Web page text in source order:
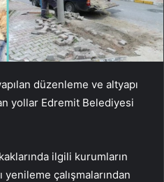
düzenleme ve altyapı
yollar Edremit Belediyesi
ilgili kurumların
çalışmalarından